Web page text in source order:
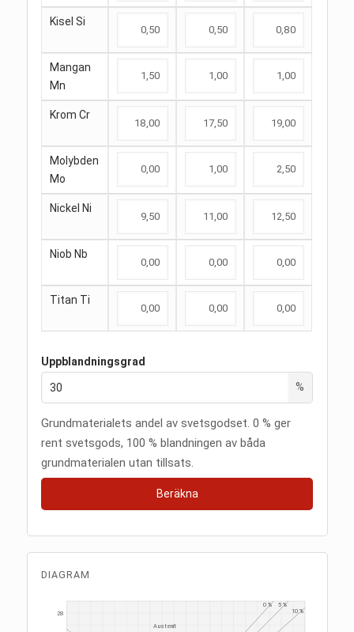
Kisel Si
Mangan
Mn
Krom Cr
Molybden
Mo
Nickel Ni
Niob Nb
Titan Ti
Uppblandningsgrad
%
Grundmaterialets andel av svetsgodset. 0 % ger
rent svetsgods, 100 % blandningen av båda
grundmaterialen utan tillsats.
Beräkna
DIAGRAM
0 % 5 %
10 %
Austenit
28